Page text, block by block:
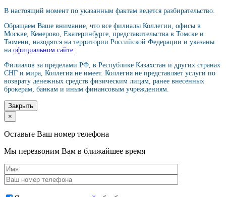
В настоящий момент по указанным фактам ведется разбирательство.
Обращаем Ваше внимание, что все филиалы Коллегии, офисы в
Москве, Кемерово, Екатеринбурге, представительства в Томске и
Тюмени, находятся на территории Российской Федерации и указаны
на официальном сайте
Филиалов за пределами РФ, в Республике Казахстан и других странах
СНГ и мира, Коллегия не имеет. Коллегия не представляет услуги по
возврату денежных средств физическим лицам, ранее внесенных
брокерам, банкам и иным финансовым учреждениям.
Закрыть
×
Оставьте Ваш номер телефона
Мы перезвоним Вам в ближайшее время